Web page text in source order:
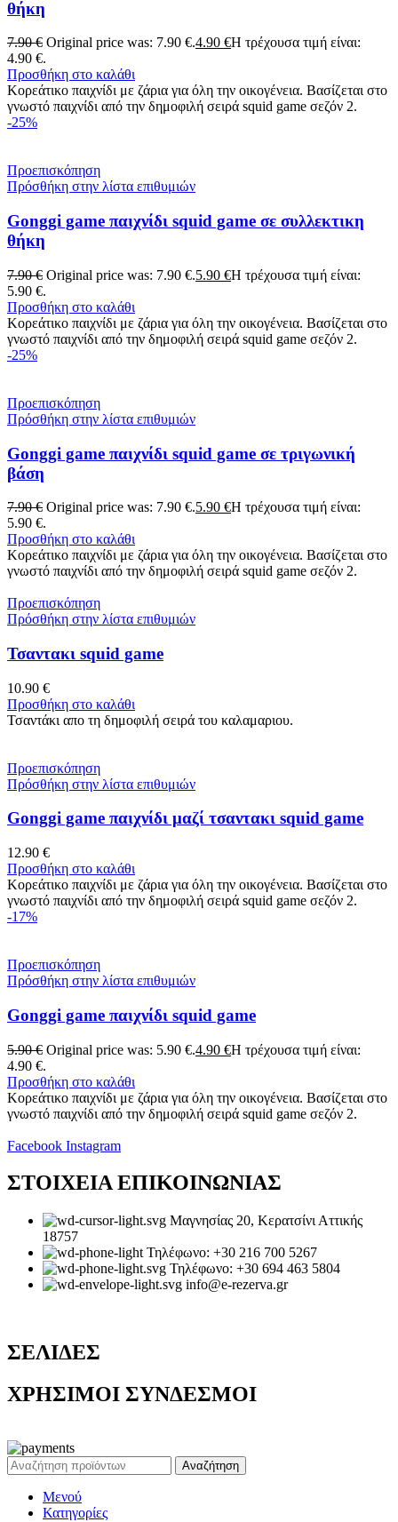
θήκη
7.90€ Original price was: 7.90 €.4.90 €Η τρέχουσα τιμή είναι:
4.90 €.
Προσθήκη στο καλάθι
Κορεάτικο παιχνίδι με ζάρια για όλη την οικογένεια. Βασίζεται στο
γνωστό παιχνίδι από την δημοφιλή σειρά squid game σεζόν 2.
-25%
Προεπισκόπηση
Πρόσθήκη στην λίστα επιθυμιών
Gonggi game παιχνίδι squid game σε συλλεκτικη
θήκη
7.90€ Original price was: 7.90 €.5.90 €Η τρέχουσα τιμή είναι:
5.90 €.
Προσθήκη στο καλάθι
Κορεάτικο παιχνίδι με ζάρια για όλη την οικογένεια. Βασίζεται στο
γνωστό παιχνίδι από την δημοφιλή σειρά squid game σεζόν 2.
-25%
Προεπισκόπηση
Πρόσθήκη στην λίστα επιθυμιών
Gonggi game παιχνίδι squid game σε τριγωνική
βάση
7.90€ Original price was: 7.90 €.5.90 €Η τρέχουσα τιμή είναι:
5.90 €.
Προσθήκη στο καλάθι
Κορεάτικο παιχνίδι με ζάρια για όλη την οικογένεια. Βασίζεται στο
γνωστό παιχνίδι από την δημοφιλή σειρά squid game σεζόν 2.
Προεπισκόπηση
Πρόσθήκη στην λίστα επιθυμιών
Τσαντακι squid game
10.90 €
Προσθήκη στο καλάθι
Τσαντάκι απο τη δημοφιλή σειρά του καλαμαριου.
Προεπισκόπηση
Πρόσθήκη στην λίστα επιθυμιών
Gonggi game παιχνίδι μαζί τσαντακι squid game
12.90 €
Προσθήκη στο καλάθι
Κορεάτικο παιχνίδι με ζάρια για όλη την οικογένεια. Βασίζεται στο
γνωστό παιχνίδι από την δημοφιλή σειρά squid game σεζόν 2.
-17%
Προεπισκόπηση
Πρόσθήκη στην λίστα επιθυμιών
Gonggi game παιχνίδι squid game
5.90€ Original price was: 5.90 €.4.90 €Η τρέχουσα τιμή είναι:
4.90 €.
Προσθήκη στο καλάθι
Κορεάτικο παιχνίδι με ζάρια για όλη την οικογένεια. Βασίζεται στο
γνωστό παιχνίδι από την δημοφιλή σειρά squid game σεζόν 2.
Facebook Instagram
ΣΤΟΙΧΕΙΑ ΕΠΙΚΟΙΝΩΝΙΑΣ
Μαγνησίας 20, Κερατσίνι Αττικής
18757
Τηλέφωνο: +30 216 700 5267
Τηλέφωνο: +30 694 463 5804
info@e-rezerva.gr
ΣΕΛΙΔΕΣ
ΧΡΗΣΙΜΟΙ ΣΥΝΔΕΣΜΟΙ
Αναζήτηση
Μενού
Κατηγορίες